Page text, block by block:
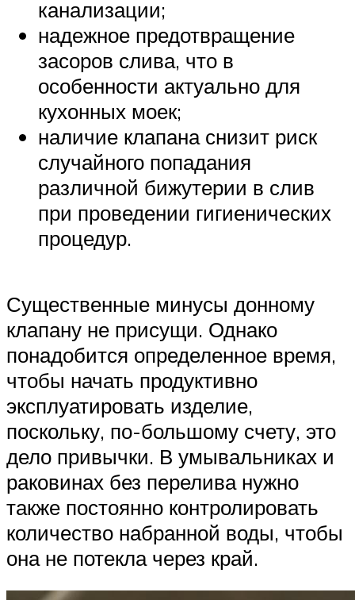
канализации;
надежное предотвращение
засоров слива, что в
особенности актуально для
кухонных моек;
наличие клапана снизит риск
случайного попадания
различной бижутерии в слив
при проведении гигиенических
процедур.
Существенные минусы донному
клапану не присущи. Однако
понадобится определенное время,
чтобы начать продуктивно
эксплуатировать изделие,
поскольку, по-большому счету, это
дело привычки. В умывальниках и
раковинах без перелива нужно
также постоянно контролировать
количество набранной воды, чтобы
она не потекла через край.